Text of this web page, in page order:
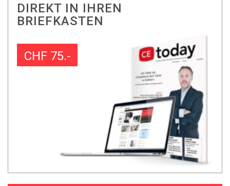
DIREKT IN IHREN
BRIEFKASTEN
CHF 75.-